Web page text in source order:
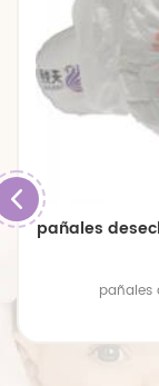
pañales
pañales